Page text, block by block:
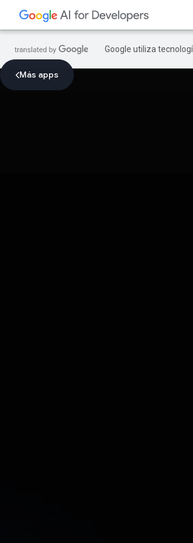
Google utiliza
Más apps